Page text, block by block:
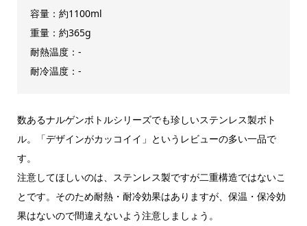
容量：約1100ml
重量：約365g
耐熱温度：-
耐冷温度：-
数あるナルゲンボトルシリーズでも珍しいステンレス製ボト
ル。「デザインがカッコイイ」というレビューの多い一品で
す。
注意してほしいのは、ステンレス製ですが二重構造ではないこ
とです。そのため耐熱・耐冷効果はありますが、保温・保冷効
果はないので間違えないよう注意しましょう。